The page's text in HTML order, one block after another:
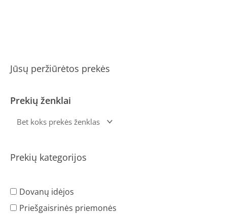
Jūsų peržiūrėtos prekės
Prekių ženklai
Prekių kategorijos
Dovanų idėjos
Priešgaisrinės priemonės